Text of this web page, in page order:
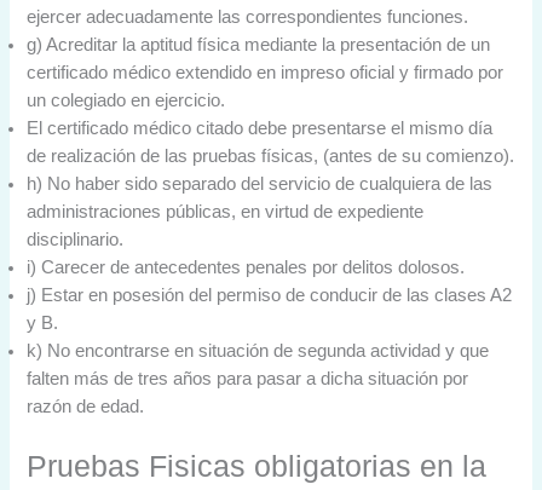
ejercer adecuadamente las correspondientes funciones.
g) Acreditar la aptitud física mediante la presentación de un
certificado médico extendido en impreso oficial y firmado por
un colegiado en ejercicio.
El certificado médico citado debe presentarse el mismo día
de realización de las pruebas físicas, (antes de su comienzo).
h) No haber sido separado del servicio de cualquiera de las
administraciones públicas, en virtud de expediente
disciplinario.
i) Carecer de antecedentes penales por delitos dolosos.
j) Estar en posesión del permiso de conducir de las clases A2
y B.
k) No encontrarse en situación de segunda actividad y que
falten más de tres años para pasar a dicha situación por
razón de edad.
Pruebas Fisicas obligatorias en la